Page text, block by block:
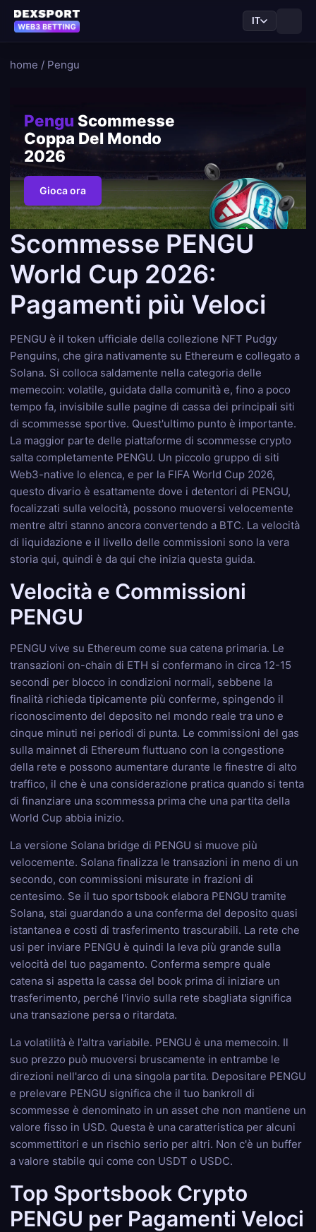
IT
home / Pengu
Pengu Scommesse
Coppa Del Mondo
2026
Gioca ora
Scommesse PENGU
World Cup 2026:
Pagamenti più Veloci
PENGU è il token ufficiale della collezione NFT Pudgy
Penguins, che gira nativamente su Ethereum e collegato a
Solana. Si colloca saldamente nella categoria delle
memecoin: volatile, guidata dalla comunità e, fino a poco
tempo fa, invisibile sulle pagine di cassa dei principali siti
di scommesse sportive. Quest'ultimo punto è importante.
La maggior parte delle piattaforme di scommesse crypto
salta completamente PENGU. Un piccolo gruppo di siti
Web3-native lo elenca, e per la FIFA World Cup 2026,
questo divario è esattamente dove i detentori di PENGU,
focalizzati sulla velocità, possono muoversi velocemente
mentre altri stanno ancora convertendo a BTC. La velocità
di liquidazione e il livello delle commissioni sono la vera
storia qui, quindi è da qui che inizia questa guida.
Velocità e Commissioni
PENGU
PENGU vive su Ethereum come sua catena primaria. Le
transazioni on-chain di ETH si confermano in circa 12-15
secondi per blocco in condizioni normali, sebbene la
finalità richieda tipicamente più conferme, spingendo il
riconoscimento del deposito nel mondo reale tra uno e
cinque minuti nei periodi di punta. Le commissioni del gas
sulla mainnet di Ethereum fluttuano con la congestione
della rete e possono aumentare durante le finestre di alto
traffico, il che è una considerazione pratica quando si tenta
di finanziare una scommessa prima che una partita della
World Cup abbia inizio.
La versione Solana bridge di PENGU si muove più
velocemente. Solana finalizza le transazioni in meno di un
secondo, con commissioni misurate in frazioni di
centesimo. Se il tuo sportsbook elabora PENGU tramite
Solana, stai guardando a una conferma del deposito quasi
istantanea e costi di trasferimento trascurabili. La rete che
usi per inviare PENGU è quindi la leva più grande sulla
velocità del tuo pagamento. Conferma sempre quale
catena si aspetta la cassa del book prima di iniziare un
trasferimento, perché l'invio sulla rete sbagliata significa
una transazione persa o ritardata.
La volatilità è l'altra variabile. PENGU è una memecoin. Il
suo prezzo può muoversi bruscamente in entrambe le
direzioni nell'arco di una singola partita. Depositare PENGU
e prelevare PENGU significa che il tuo bankroll di
scommesse è denominato in un asset che non mantiene un
valore fisso in USD. Questa è una caratteristica per alcuni
scommettitori e un rischio serio per altri. Non c'è un buffer
a valore stabile qui come con USDT o USDC.
Top Sportsbook Crypto
PENGU per Pagamenti Veloci